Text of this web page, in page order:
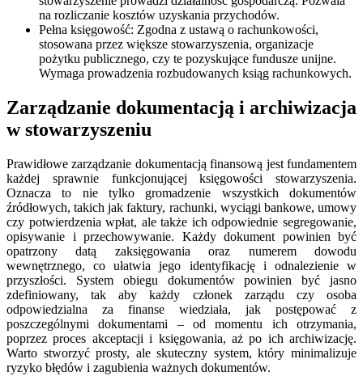
na rozliczanie kosztów uzyskania przychodów.
Pełna księgowość: Zgodna z ustawą o rachunkowości,
stosowana przez większe stowarzyszenia, organizacje
pożytku publicznego, czy te pozyskujące fundusze unijne.
Wymaga prowadzenia rozbudowanych ksiąg rachunkowych.
Zarządzanie dokumentacją i archiwizacja
w stowarzyszeniu
Prawidłowe zarządzanie dokumentacją finansową jest fundamentem
każdej sprawnie funkcjonującej księgowości stowarzyszenia.
Oznacza to nie tylko gromadzenie wszystkich dokumentów
źródłowych, takich jak faktury, rachunki, wyciągi bankowe, umowy
czy potwierdzenia wpłat, ale także ich odpowiednie segregowanie,
opisywanie i przechowywanie. Każdy dokument powinien być
opatrzony datą zaksięgowania oraz numerem dowodu
wewnętrznego, co ułatwia jego identyfikację i odnalezienie w
przyszłości. System obiegu dokumentów powinien być jasno
zdefiniowany, tak aby każdy członek zarządu czy osoba
odpowiedzialna za finanse wiedziała, jak postępować z
poszczególnymi dokumentami – od momentu ich otrzymania,
poprzez proces akceptacji i księgowania, aż po ich archiwizację.
Warto stworzyć prosty, ale skuteczny system, który minimalizuje
ryzyko błędów i zagubienia ważnych dokumentów.